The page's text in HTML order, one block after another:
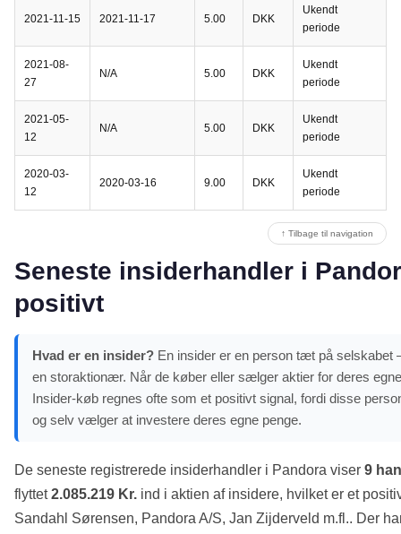
2021-11-15 2021-11-17 5.00 DKK
Ukendt
periode
2021-08-
27
N/A 5.00 DKK
Ukendt
periode
2021-05-
12
N/A 5.00 DKK
Ukendt
periode
2020-03-
12
2020-03-16 9.00 DKK
Ukendt
periode
↑ Tilbage til navigation
Seneste insiderhandler i
positivt
Hvad er en insider? En insider er en person tæt på selskabet
en storaktionær. Når de køber eller sælger aktier for deres
Insider-køb regnes ofte som et positivt signal, fordi disse
og selv vælger at investere deres egne penge.
De seneste registrerede insiderhandler i Pandora viser 9
flyttet2.085.219 Kr. ind i aktien af insidere, hvilket er et
Sandahl Sørensen, Pandora A/S, Jan Zijderveld m.fl.. Der